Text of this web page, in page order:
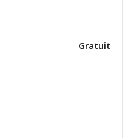
Gratuit